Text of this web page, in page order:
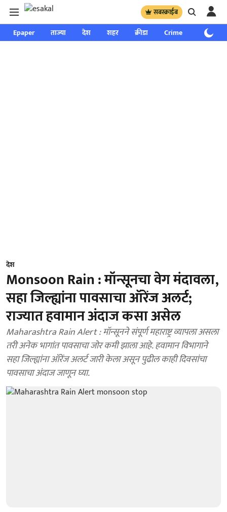
सबस्क्राईब
Epaper ताज्या देश शहर क्रीडा Crime साप्ताहिक
देश
Monsoon Rain : मॉन्सूनचा वेग मंदावला,
सहा जिल्ह्यांना पावसाचा ऑरेंज अलर्ट;
राज्यात हवामान अंदाज कसा असेल
Maharashtra Rain Alert : मॉन्सूनने संपूर्ण महाराष्ट्र व्यापला असला
तरी अनेक भागांत पावसाचा जोर कमी झाला आहे. हवामान विभागाने
सहा जिल्ह्यांना ऑरेंज अलर्ट जारी केला असून पुढील काही दिवसांचा
पावसाचा अंदाज जाणून घ्या.